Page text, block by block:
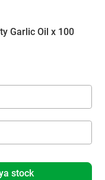
Garlic Oil x 100
stock